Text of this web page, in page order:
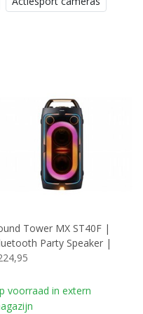
Tower MX ST40F |
Party Speaker |
| Tot 12 Uur Accuduur |
& Party Lights+
voorraad in extern